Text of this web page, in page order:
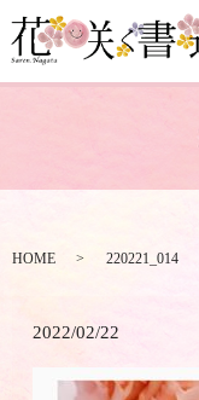
HOME 220221_014
2022/02/22